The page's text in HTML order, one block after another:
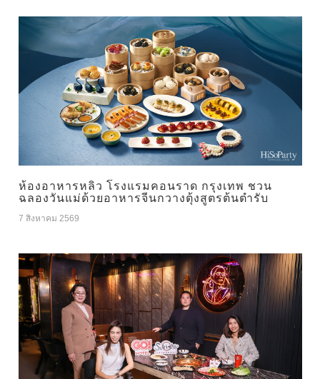
ห้องอาหารหลิว โรงแรมคอนราด กรุงเทพ ชวน
ฉลองวันแม่ด้วยอาหารจีนกวางตุ้งสูตรต้นตำรับ
7 สิงหาคม 2569